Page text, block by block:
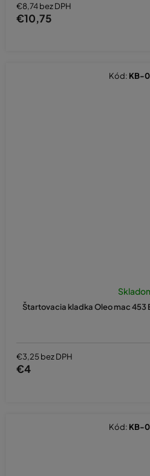
€8,74 bez DPH
€10,75
Štartovacia kladka Oleo mac 453
€3,25 bez DPH
€4
Kód: KB-
Kód: KB-